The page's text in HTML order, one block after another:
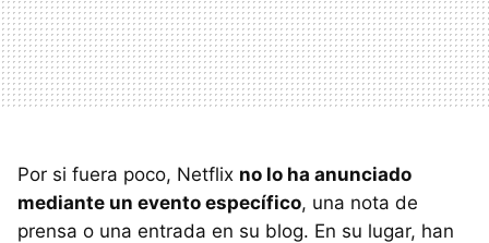
Por si fuera poco, Netflix no lo ha anunciado
mediante un evento específico, una nota de
prensa o una entrada en su blog. En su lugar, han